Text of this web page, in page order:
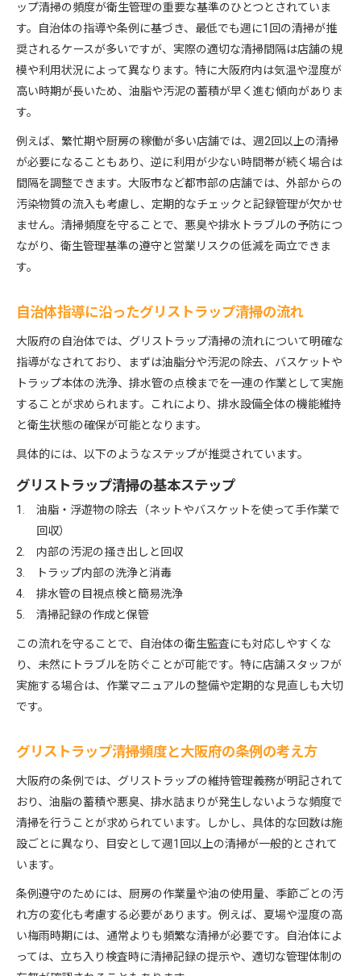
ップ清掃の頻度が衛生管理の重要な基準のひとつとされていま
す。自治体の指導や条例に基づき、最低でも週に1回の清掃が推
奨されるケースが多いですが、実際の適切な清掃間隔は店舗の規
模や利用状況によって異なります。特に大阪府内は気温や湿度が
高い時期が長いため、油脂や汚泥の蓄積が早く進む傾向がありま
す。
例えば、繁忙期や厨房の稼働が多い店舗では、週2回以上の清掃
が必要になることもあり、逆に利用が少ない時間帯が続く場合は
間隔を調整できます。大阪市など都市部の店舗では、外部からの
汚染物質の流入も考慮し、定期的なチェックと記録管理が欠かせ
ません。清掃頻度を守ることで、悪臭や排水トラブルの予防につ
ながり、衛生管理基準の遵守と営業リスクの低減を両立できま
す。
自治体指導に沿ったグリストラップ清掃の流れ
大阪府の自治体では、グリストラップ清掃の流れについて明確な
指導がなされており、まずは油脂分や汚泥の除去、バスケットや
トラップ本体の洗浄、排水管の点検までを一連の作業として実施
することが求められます。これにより、排水設備全体の機能維持
と衛生状態の確保が可能となります。
具体的には、以下のようなステップが推奨されています。
グリストラップ清掃の基本ステップ
油脂・浮遊物の除去（ネットやバスケットを使って手作業で
回収）
内部の汚泥の掻き出しと回収
トラップ内部の洗浄と消毒
排水管の目視点検と簡易洗浄
清掃記録の作成と保管
この流れを守ることで、自治体の衛生監査にも対応しやすくな
り、未然にトラブルを防ぐことが可能です。特に店舗スタッフが
実施する場合は、作業マニュアルの整備や定期的な見直しも大切
です。
グリストラップ清掃頻度と大阪府の条例の考え方
大阪府の条例では、グリストラップの維持管理義務が明記されて
おり、油脂の蓄積や悪臭、排水詰まりが発生しないような頻度で
清掃を行うことが求められています。しかし、具体的な回数は施
設ごとに異なり、目安として週1回以上の清掃が一般的とされて
います。
条例遵守のためには、厨房の作業量や油の使用量、季節ごとの汚
れ方の変化も考慮する必要があります。例えば、夏場や湿度の高
い梅雨時期には、通常よりも頻繁な清掃が必要です。自治体によ
っては、立ち入り検査時に清掃記録の提示や、適切な管理体制の